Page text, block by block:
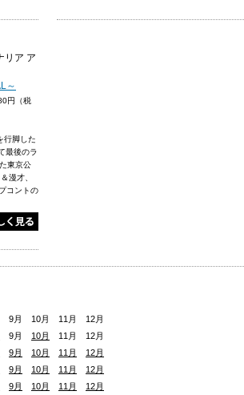
リア ア
～
円（税
行脚した
最後のラ
東京公
漫才、
コントの
月 10月 11月 12月
9月 10月
11月 12月
9月 10月 11月
12月
9月 10月 11月
12月
9月 10月 11月
12月